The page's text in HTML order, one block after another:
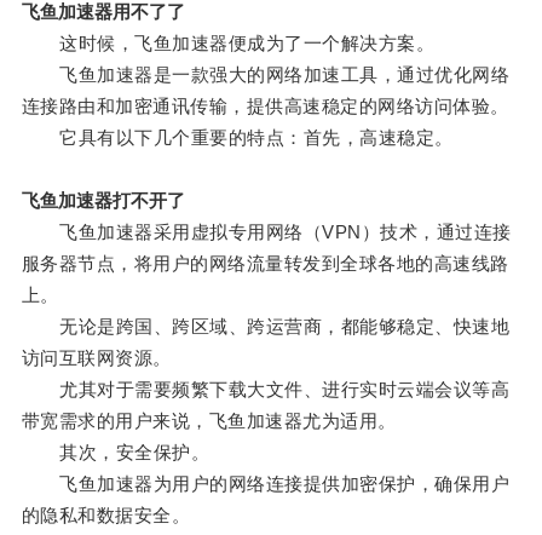
飞鱼加速器用不了了
这时候，飞鱼加速器便成为了一个解决方案。
飞鱼加速器是一款强大的网络加速工具，通过优化网络
连接路由和加密通讯传输，提供高速稳定的网络访问体验。
它具有以下几个重要的特点：首先，高速稳定。
飞鱼加速器打不开了
飞鱼加速器采用虚拟专用网络（VPN）技术，通过连接
服务器节点，将用户的网络流量转发到全球各地的高速线路
上。
无论是跨国、跨区域、跨运营商，都能够稳定、快速地
访问互联网资源。
尤其对于需要频繁下载大文件、进行实时云端会议等高
带宽需求的用户来说，飞鱼加速器尤为适用。
其次，安全保护。
飞鱼加速器为用户的网络连接提供加密保护，确保用户
的隐私和数据安全。